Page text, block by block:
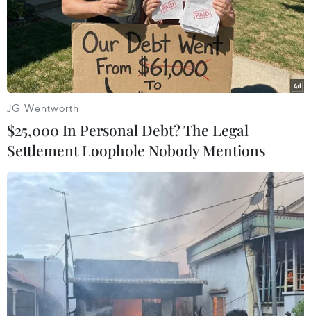
Hà Nội khắc phục tồn tại, bất cập trong
lĩnh vực môi trường
24/06/2014 09:41
Thời gian tới, Hà Nội cần làm rõ trách nhiệm trong việc
quản lý, thu gom và xử lý chất thải của các cấp chính
quyền, tổ chức, cá nhân gây phát thải để có biện pháp
quản lý, xử lý rác thải
JG Wentworth
$25,000 In Personal Debt? The Legal
Settlement Loophole Nobody Mentions